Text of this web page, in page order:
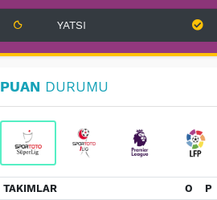
YATSI
PUAN DURUMU
TAKIMLAR O P